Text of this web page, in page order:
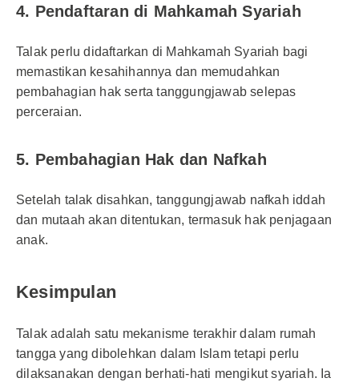
4. Pendaftaran di Mahkamah Syariah
Talak perlu didaftarkan di Mahkamah Syariah bagi
memastikan kesahihannya dan memudahkan
pembahagian hak serta tanggungjawab selepas
perceraian.
5. Pembahagian Hak dan Nafkah
Setelah talak disahkan, tanggungjawab nafkah iddah
dan mutaah akan ditentukan, termasuk hak penjagaan
anak.
Kesimpulan
Talak adalah satu mekanisme terakhir dalam rumah
tangga yang dibolehkan dalam Islam tetapi perlu
dilaksanakan dengan berhati-hati mengikut syariah. Ia